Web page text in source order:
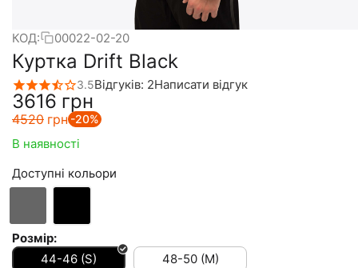
КОД: 00022-02-20
Куртка Drift Black
3.5Відгуків: 2Написати відгук
‍3616‍ грн
‍4520‍ грн -20%
В наявності
Доступні кольори
Розмір:
44-46 (S)
48-50 (M)